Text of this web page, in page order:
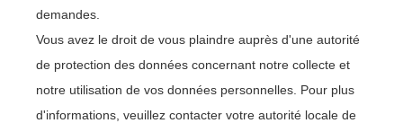
demandes.
Vous avez le droit de vous plaindre auprès d'une autorité
de protection des données concernant notre collecte et
notre utilisation de vos données personnelles. Pour plus
d'informations, veuillez contacter votre autorité locale de